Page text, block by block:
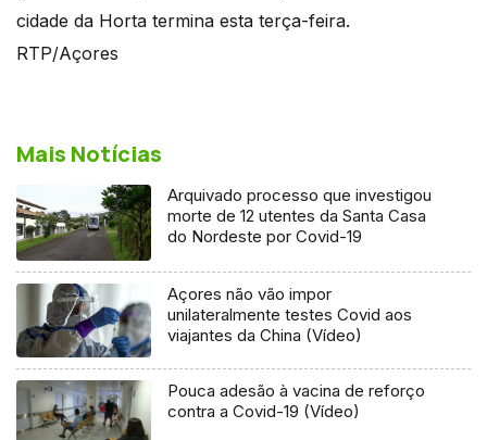
cidade da Horta termina esta terça-feira.
RTP/Açores
Mais Notícias
Arquivado processo que investigou
morte de 12 utentes da Santa Casa
do Nordeste por Covid-19
Açores não vão impor
unilateralmente testes Covid aos
viajantes da China (Vídeo)
Pouca adesão à vacina de reforço
contra a Covid-19 (Vídeo)